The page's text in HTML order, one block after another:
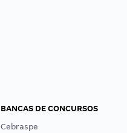
BANCAS DE CONCURSOS
Cebraspe